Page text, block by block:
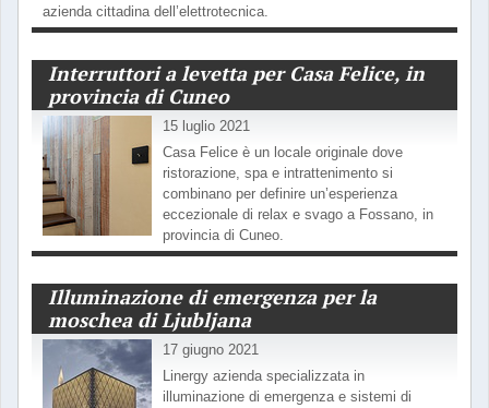
azienda cittadina dell’elettrotecnica.
Interruttori a levetta per Casa Felice, in
provincia di Cuneo
15 luglio 2021
Casa Felice è un locale originale dove
ristorazione, spa e intrattenimento si
combinano per definire un’esperienza
eccezionale di relax e svago a Fossano, in
provincia di Cuneo.
Illuminazione di emergenza per la
moschea di Ljubljana
17 giugno 2021
Linergy azienda specializzata in
illuminazione di emergenza e sistemi di